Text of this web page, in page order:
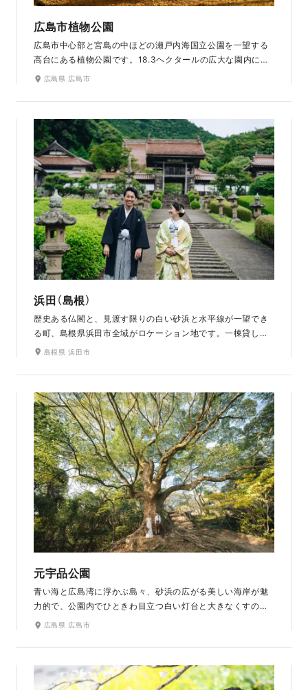
広島市植物公園
広島市中心部と宮島の中ほどの瀬戸内海国立公園を一望する
高台にある植物公園です。18.3ヘクタールの広大な園内に
は、四季折々の草花や木々が広がり、自然の豊かさを存分に
影できます。ラヴィファクトリー広島店から車で約30分とア
クセスの良さも魅力のひとつです。
広島県 広島市
浜田（島根）
歴史ある仏閣と、見渡す限りの白い砂浜と水平線が一望でき
る町、島根県浜田市全域がロケーション地です。一棟貸しの
宿でのお支度も魅力のひとつです。迫力満点のロケーション
折々の季節で撮影できます。水平線に落ちるサンセットでの
撮影もおすすめ。浜田市唯一のゲストハウス型チャペル『フェ
リーチェ』や、古民家を貸し切っての撮影もできます。
島根県 浜田市
元宇品公園
青い海と広島湾に浮かぶ島々、砂浜の広がる美しい海岸が魅
力的で、公園内でひときわ目立つ白い灯台と大きなくすのき
は公園のシンボルになっています。また天候が良ければ広島
です。周囲約3kmのほぼ全域が瀬戸内海国立公園の区域であ
り、貴重な原生林や自然海岸が残っています。ペットの撮影
可なので、愛犬と一緒に撮影もできます。広島湾に沈むサン
広島県 広島市